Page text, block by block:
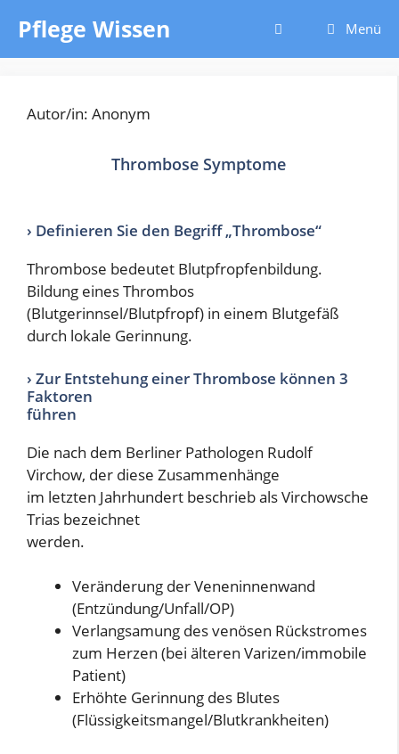
Inhalt
springen
Pflege Wissen Menü
Autor/in: Anonym
Thrombose Symptome
› Definieren Sie den Begriff „Thrombose“
Thrombose bedeutet Blutpfropfenbildung.
Bildung eines Thrombos
(Blutgerinnsel/Blutpfropf) in einem Blutgefäß
durch lokale Gerinnung.
› Zur Entstehung einer Thrombose können 3
Faktoren
führen
Die nach dem Berliner Pathologen Rudolf
Virchow, der diese Zusammenhänge
im letzten Jahrhundert beschrieb als Virchowsche
Trias bezeichnet
werden.
Veränderung der Veneninnenwand
(Entzündung/Unfall/OP)
Verlangsamung des venösen Rückstromes
zum Herzen (bei älteren Varizen/immobile
Patient)
Erhöhte Gerinnung des Blutes
(Flüssigkeitsmangel/Blutkrankheiten)